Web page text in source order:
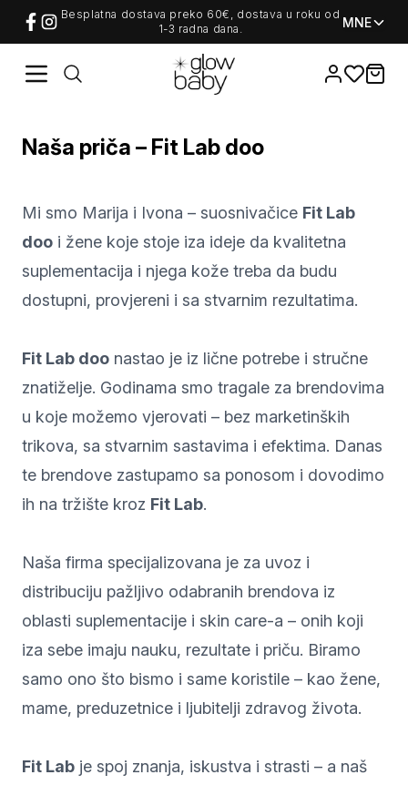
Besplatna dostava preko 60€, dostava u roku od
1-3 radna dana.
MNE
Favorites
items
Naša priča – Fit Lab doo
Mi smo Marija i Ivona – suosnivačice Fit Lab
doo i žene koje stoje iza ideje da kvalitetna
suplementacija i njega kože treba da budu
dostupni, provjereni i sa stvarnim rezultatima.
Fit Lab doo nastao je iz lične potrebe i stručne
znatiželje. Godinama smo tragale za brendovima
u koje možemo vjerovati – bez marketinških
trikova, sa stvarnim sastavima i efektima. Danas
te brendove zastupamo sa ponosom i dovodimo
ih na tržište kroz Fit Lab.
Naša firma specijalizovana je za uvoz i
distribuciju pažljivo odabranih brendova iz
oblasti suplementacije i skin care-a – onih koji
iza sebe imaju nauku, rezultate i priču. Biramo
samo ono što bismo i same koristile – kao žene,
mame, preduzetnice i ljubitelji zdravog života.
Fit Lab je spoj znanja, iskustva i strasti – a naš